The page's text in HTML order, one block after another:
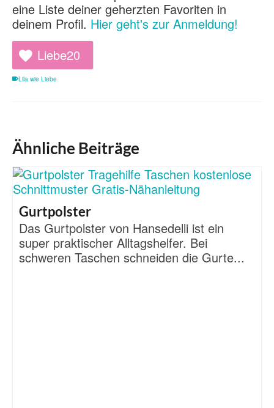
eine Liste deiner geherzten Favoriten in
deinem Profil. Hier geht's zur Anmeldung!
Liebe20
Lila wie Liebe
Ähnliche Beiträge
Gurtpolster
Das Gurtpolster von Hansedelli ist ein
super praktischer Alltagshelfer. Bei
schweren Taschen schneiden die Gurte...